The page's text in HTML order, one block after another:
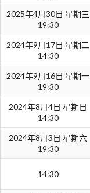
2025年4月30日 星期三
19:30
2024年9月17日 星期二
14:30
2024年9月16日 星期一
19:30
2024年8月4日 星期日
14:30
2024年8月3日 星期六
19:30
14:30